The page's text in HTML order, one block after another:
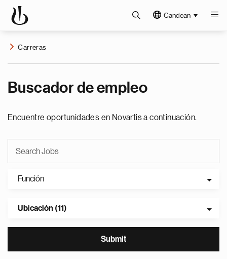
Candean
Carreras
Buscador de empleo
Encuentre oportunidades en Novartis a continuación.
Función
Ubicación (11)